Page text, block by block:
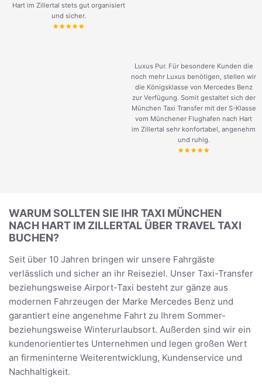
Hart im Zillertal stets gut organisiert
und sicher.
Luxus Pur. Für besondere Kunden die
noch mehr Luxus benötigen, stellen wir
die Königsklasse von Mercedes Benz
zur Verfügung. Somit gestaltet sich der
München Taxi Transfer mit der S-Klasse
vom Münchener Flughafen nach Hart
im Zillertal sehr konfortabel, angenehm
und ruhig.
WARUM SOLLTEN SIE IHR TAXI MÜNCHEN
NACH HART IM ZILLERTAL ÜBER TRAVEL TAXI
BUCHEN?
Seit über 10 Jahren bringen wir unsere Fahrgäste
verlässlich und sicher an ihr Reiseziel. Unser Taxi-Transfer
beziehungsweise Airport-Taxi besteht zur gänze aus
modernen Fahrzeugen der Marke Mercedes Benz und
garantiert eine angenehme Fahrt zu Ihrem Sommer-
beziehungsweise Winterurlaubsort. Außerden sind wir ein
kundenorientiertes Unternehmen und legen großen Wert
an firmeninterne Weiterentwicklung, Kundenservice und
Nachhaltigkeit.